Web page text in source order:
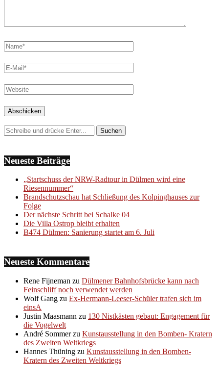
Neueste Beiträge
„Startschuss der NRW-Radtour in Dülmen wird eine
Riesennummer“
Brandschutzschau hat Schließung des Kolpinghauses zur
Folge
Der nächste Schritt bei Schalke 04
Die Villa Ostrop bleibt erhalten
B474 Dülmen: Sanierung startet am 6. Juli
Neueste Kommentare
Rene Fijneman zu Dülmener Bahnhofsbrücke kann nach
Feinschliff noch verwendet werden
Wolf Gang zu Ex-Hermann-Leeser-Schüler trafen sich im
einsA
Justin Maasmann zu 130 Nistkästen gebaut: Engagement für
die Vogelwelt
André Sommerzu Kunstausstellung in den Bomben- Kratern
des Zweiten Weltkriegs
Hannes Thüning zu Kunstausstellung in den Bomben-
Kratern des Zweiten Weltkriegs